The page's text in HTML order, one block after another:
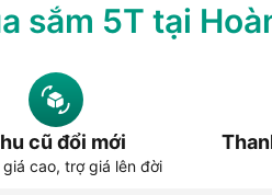
sắm 5T tại
cũ đổi mới
cao, trợ giá lên đời